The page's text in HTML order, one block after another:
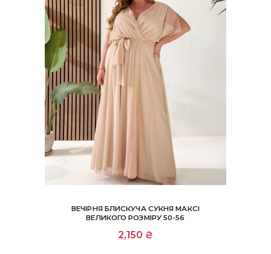
ВЕЧІРНЯ БЛИСКУЧА СУКНЯ МАКСІ
ВЕЛИКОГО РОЗМІРУ 50-56
2,150 ₴